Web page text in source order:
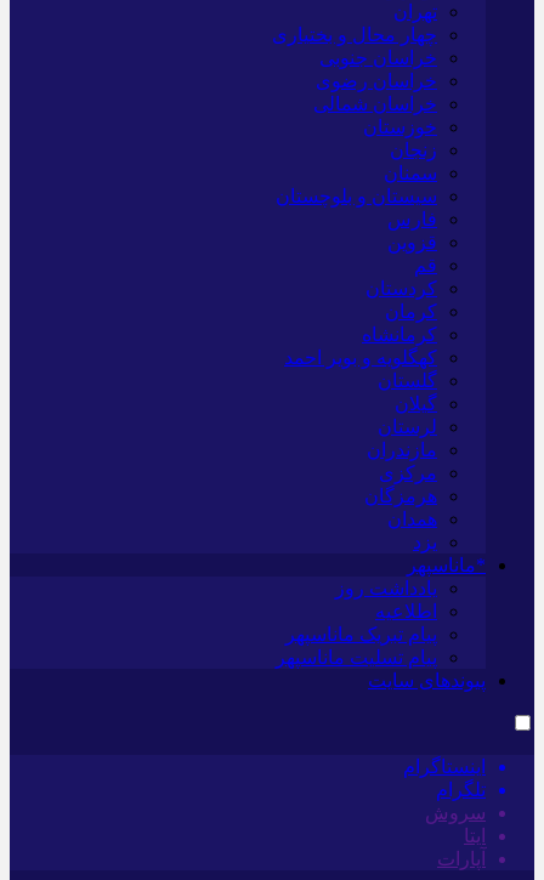
تهران
چهار محال و بختیاری
خراسان جنوبی
خراسان رضوی
خراسان شمالی
خوزستان
زنجان
سمنان
سیستان و بلوچستان
فارس
قزوین
قم
کردستان
کرمان
کرمانشاه
کهگلویه و بویر احمد
گلستان
گیلان
لرستان
مازندران
مرکزی
هرمزگان
همدان
یزد
*ماناسپهر
یادداشت روز
اطلاعیه
پیام تبریک ماناسپهر
پیام تسلیت ماناسپهر
پیوندهای سایت
اینستاگرام
تلگرام
سروش
ایتا
آپارات